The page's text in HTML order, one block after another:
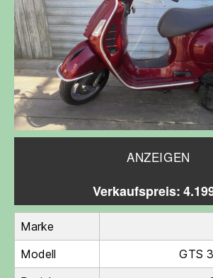
ANZEIGEN
Verkaufspreis:
Marke
Modell
GTS